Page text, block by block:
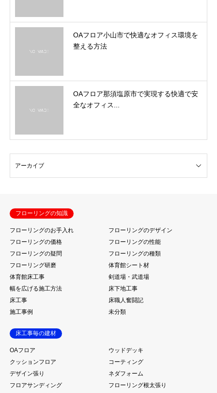
OAフロア小山市で快適なオフィス環境を
整える方法
OAフロア那須塩原市で実現する快適で安
全なオフィス...
フローリングの知識
フローリングのお手入れ
フローリングのデザイン
フローリングの価格
フローリングの性能
フローリングの疑問
フローリングの種類
フローリング研磨
体育館シート材
体育館床工事
剣道場・武道場
幅を広げる施工方法
床下地工事
床工事
床職人奮闘記
施工事例
未分類
床工事毎の建材
OAフロア
ウッドデッキ
クッションフロア
コーティング
デザイン張り
ネダフォーム
フロアサンディング
フローリング根太張り